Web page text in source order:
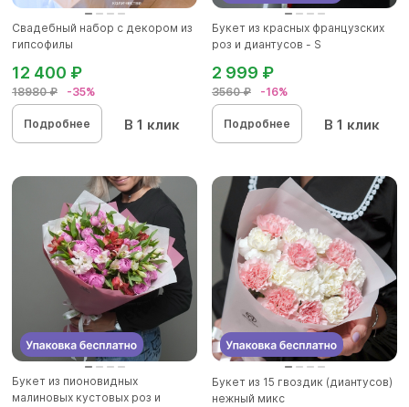
Свадебный набор с декором из
гипсофилы
18980 ₽ -35%
12 400 ₽
Подробнее В 1 клик
Букет из красных французских
роз и диантусов - S
3560 ₽ -16%
2 999 ₽
Подробнее В 1 клик
Букет из пионовидных
малиновых кустовых роз и
Букет из 15 гвоздик (диантусов)
нежный микс